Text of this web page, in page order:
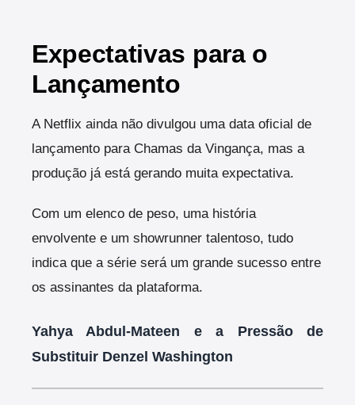
Expectativas para o
Lançamento
A Netflix ainda não divulgou uma data oficial de
lançamento para Chamas da Vingança, mas a
produção já está gerando muita expectativa.
Com um elenco de peso, uma história
envolvente e um showrunner talentoso, tudo
indica que a série será um grande sucesso entre
os assinantes da plataforma.
Yahya Abdul-Mateen e a Pressão de
Substituir Denzel Washington